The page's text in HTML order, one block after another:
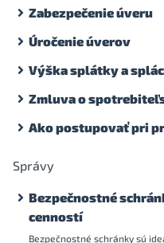
Zabezpečenie úveru
Úročenie úverov
Výška splátky a
Zmluva o
Ako postupovať pri
Správy
Bezpečnostné
cenností
Bezpečnostné schránky sú